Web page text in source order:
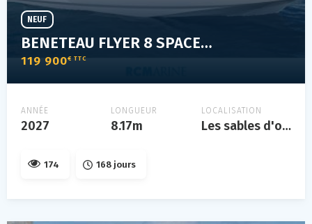
BENETEAU FLYER 8 SPACEDECK V2
119 900€ TTC
NEUF
ANNÉE
2027
LONGUEUR
8.17m
LOCALISATION
Les sables d'olonne
174 168 jours